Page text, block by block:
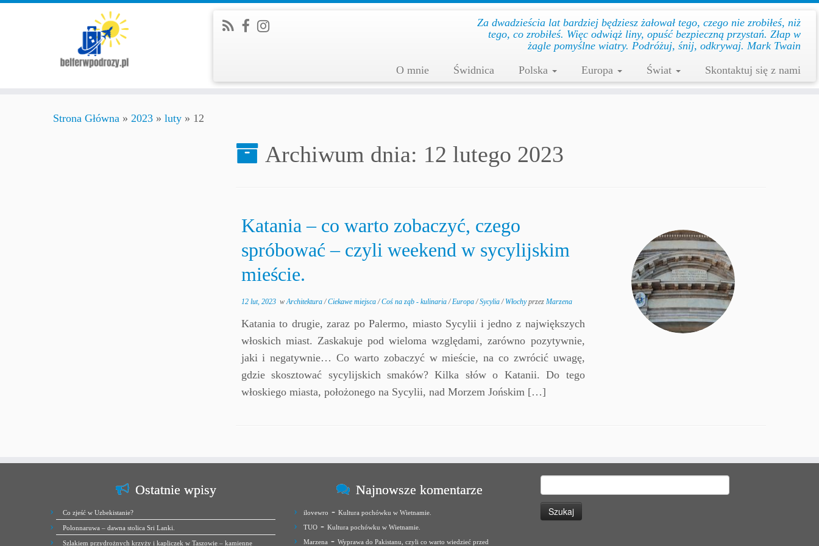
Za dwadzieścia lat bar­dziej będziesz żałował te­go, cze­go nie zro­biłeś, niż
te­go, co zro­biłeś. Więc od­wiąż li­ny, opuść bez­pie­czną przys­tań. Złap w
żag­le po­myślne wiat­ry. Podróżuj, śnij, odkrywaj. Mark Twain
O mnie
Świdnica Polska Europa Świat Skontaktuj się z nami
Strona Główna » 2023 » luty » 12
Archiwum dnia: 12 lutego 2023
Katania – co warto zobaczyć, czego
spróbować – czyli weekend w sycylijskim
mieście.
12 lut, 2023wArchitektura/Ciekawe miejsca/Coś na ząb - kulinaria/Europa/Sycylia/ Włochyprzez Marzena
Katania to drugie, zaraz po Palermo, miasto Sycylii i jedno z największych
włoskich miast. Zaskakuje pod wieloma względami, zarówno pozytywnie,
jaki i negatywnie… Co warto zobaczyć w mieście, na co zwrócić uwagę,
gdzie skosztować sycylijskich smaków? Kilka słów o Katanii. Do tego
włoskiego miasta, położonego na Sycylii, nad Morzem Jońskim […]
Ostatnie wpisy
Co zjeść w Uzbekistanie?
Polonnaruwa – dawna stolica Sri Lanki.
Szlakiem przydrożnych krzyży i kapliczek w Taszowie – kamienne
Najnowsze komentarze
ilovewro - Kultura pochówku w Wietnamie.
TUO - Kultura pochówku w Wietnamie.
Marzena - Wyprawa do Pakistanu, czyli co warto wiedzieć przed